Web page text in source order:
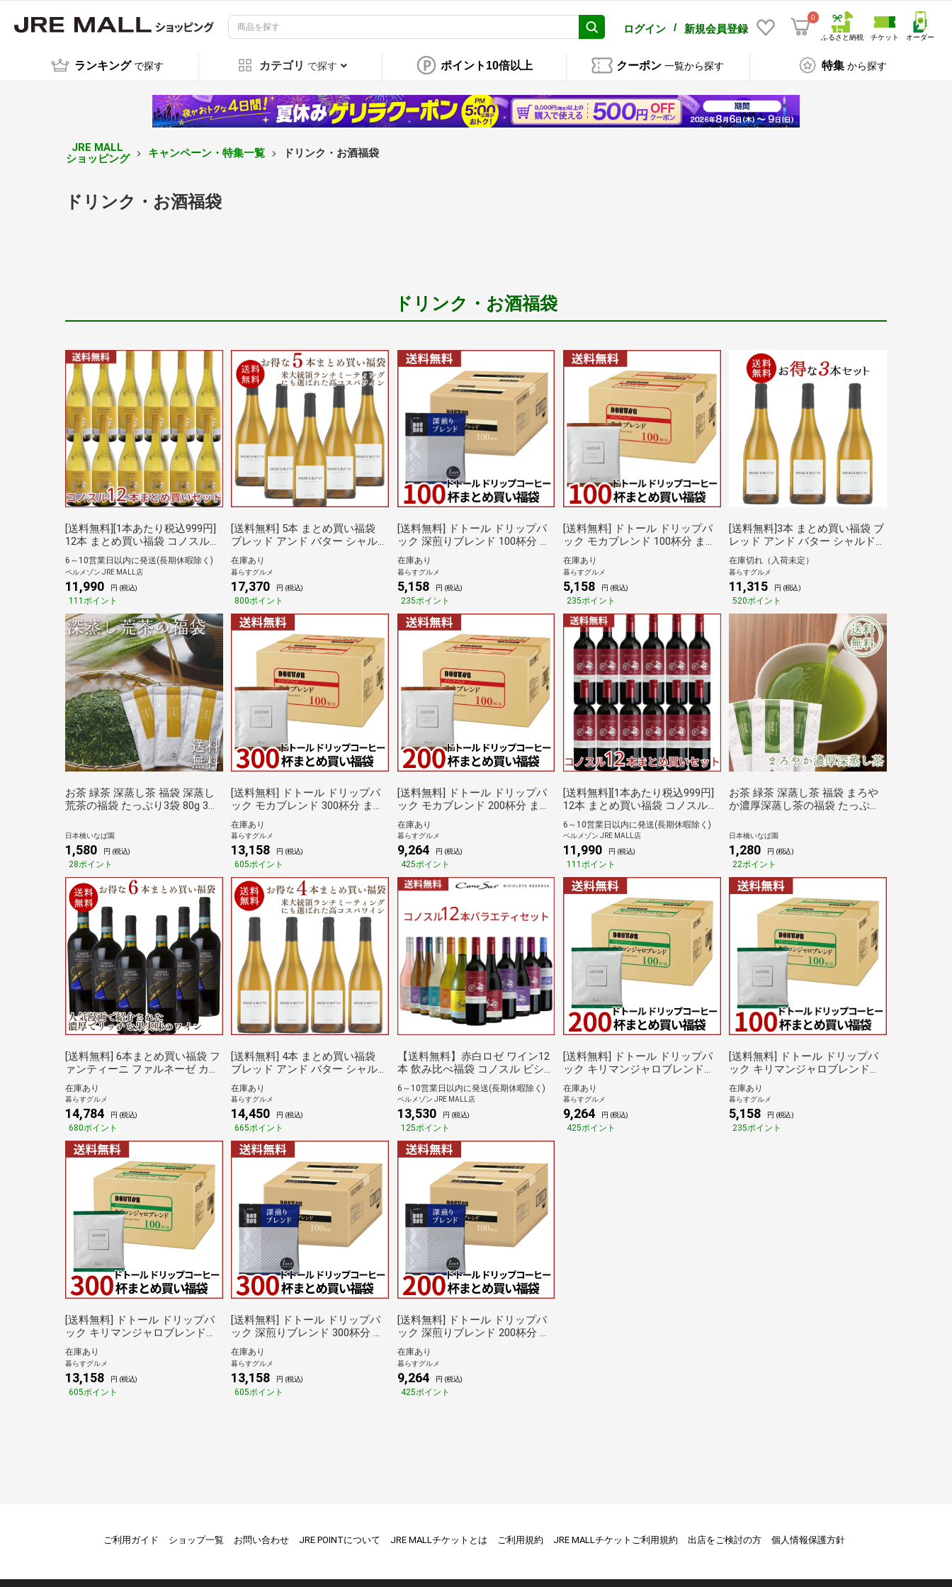
ログイン / 新規会員登録
0
ふるさと納税 チケット オーダー
ランキング で探す カテゴリ で探す ポイント10倍以上 クーポン 一覧から探す 特集 から探す
JRE MALL
ショッピング
キャンペーン・特集一覧 ドリンク・お酒福袋
ドリンク・お酒福袋
ドリンク・お酒福袋
[送料無料][1本あたり税込999円]
12本 まとめ買い福袋 コノスル
ビシクレタ・レゼルバ シャルド
ネ 12本 辛口 ベルメゾン グルメ
白ワイン
6～10営業日以内に発送(長期休暇除く)
ベルメゾン JRE MALL店
11,990 円 (税込)
111ポイント
[送料無料] 5本 まとめ買い福袋
ブレッド アンド バター シャルド
ネ 750ml 5本 セット［常温］【3
～4営業日以内に出荷】[W] アメ
リカ 白ワイン白 お誕生日 お祝い
[常温][3～4営業日以内に出荷][W]
倉庫A
在庫あり
暮らすグルメ
17,370 円 (税込)
800ポイント
[送料無料] ドトール ドリップパ
ック 深煎りブレンド 100杯分 ま
とめ買い福袋 6.5g×100袋×1箱
【4～5営業日以内に出荷】 ブラ
ックコーヒー 珈琲 ハンドドリッ
プ ドリップパック 倉庫C
在庫あり
暮らすグルメ
5,158 円 (税込)
235ポイント
[送料無料] ドトール ドリップパ
ック モカブレンド 100杯分 まと
め買い福袋 7g×100袋×1箱 【4～
5営業日以内に出荷】 ブラックコ
ーヒー 珈琲 ハンドドリップ ドリ
ップパック 倉庫C
在庫あり
暮らすグルメ
5,158 円 (税込)
235ポイント
[送料無料]3本 まとめ買い福袋 ブ
レッド アンド バター シャルドネ
750ml 3本 セット［常温］【3～4
営業日以内に出荷】[W]アメリカ
白ワイン白 お誕生日 お祝い[常
温][3～4営業日以内に出荷][W]倉
庫A
在庫切れ（入荷未定）
暮らすグルメ
11,315 円 (税込)
520ポイント
お茶 緑茶 深蒸し茶 福袋 深蒸し
荒茶の福袋 たっぷり3袋 80g 3袋
日本橋いなば園
1,580 円 (税込)
28ポイント
[送料無料] ドトール ドリップパ
ック モカブレンド 300杯分 まと
め買い福袋 7g×100袋×3箱 【4～
5営業日以内に出荷】 ブラックコ
ーヒー 珈琲 ハンドドリップ ドリ
ップパック 倉庫C
在庫あり
暮らすグルメ
13,158 円 (税込)
605ポイント
[送料無料] ドトール ドリップパ
ック モカブレンド 200杯分 まと
め買い福袋 7g×100袋×2箱 【4～
5営業日以内に出荷】 ブラックコ
ーヒー 珈琲 ハンドドリップ ドリ
ップパック 倉庫C
在庫あり
暮らすグルメ
9,264 円 (税込)
425ポイント
[送料無料][1本あたり税込999円]
12本 まとめ買い福袋 コノスル
ビシクレタ・レゼルバ カベル
ネ・ソーヴィニヨン 12本 ベルメ
ゾン グルメ 赤ワイン 辛口 フル
ボディ
6～10営業日以内に発送(長期休暇除く)
ベルメゾン JRE MALL店
11,990 円 (税込)
111ポイント
お茶 緑茶 深蒸し茶 福袋 まろや
か濃厚深蒸し茶の福袋 たっぷり3
ール便送料無料
日本橋いなば園
1,280 円 (税込)
22ポイント
[送料無料] 6本まとめ買い福袋 フ
ァンティーニ ファルネーゼ カサ
ーレ・ヴェッキオ モンテプルチ
ャーノ ダブルッツォ 6本セット
[W] イタリア 赤ワイン まとめ買
い お誕生日 お祝い[常温][3～4営
業日以内に出荷][W]倉庫A
在庫あり
暮らすグルメ
14,784 円 (税込)
680ポイント
[送料無料] 4本 まとめ買い福袋
ブレッド アンド バター シャルド
ネ 750ml 4本 セット［常温］【3
～4営業日以内に出荷】[W]アメ
リカ 白ワイン
在庫あり
暮らすグルメ
14,450 円 (税込)
665ポイント
【送料無料】赤白ロゼ ワイン12
本 飲み比べ福袋 コノスル ビシク
レタ・レゼルバ 飲み比べ12品種
セット グルメ ベルメゾン
6～10営業日以内に発送(長期休暇除く)
ベルメゾン JRE MALL店
13,530 円 (税込)
125ポイント
[送料無料] ドトール ドリップパ
ック キリマンジャロブレンド
200杯分 まとめ買い福袋 7g×100
袋×2箱 【4～5営業日以内に出
荷】 ブラックコーヒー 珈琲 ハン
ドドリップ ドリップパック 倉庫
C
在庫あり
暮らすグルメ
9,264 円 (税込)
425ポイント
[送料無料] ドトール ドリップパ
ック キリマンジャロブレンド
100杯分 まとめ買い福袋 7g×100
袋×1箱 【4～5営業日以内に出
荷】 ブラックコーヒー 珈琲 ハン
ドドリップ ドリップパック 倉庫
C
在庫あり
暮らすグルメ
5,158 円 (税込)
235ポイント
[送料無料] ドトール ドリップパ
ック キリマンジャロブレンド
300杯分 まとめ買い福袋 7g×100
袋×3箱 【4～5営業日以内に出
荷】 ブラックコーヒー 珈琲 ハン
ドドリップ ドリップパック 倉庫
C
在庫あり
暮らすグルメ
13,158 円 (税込)
605ポイント
[送料無料] ドトール ドリップパ
ック 深煎りブレンド 300杯分 ま
とめ買い福袋 6.5g×100袋×3箱
【4～5営業日以内に出荷】 ブラ
ックコーヒー 珈琲 ハンドドリッ
プ ドリップパック 倉庫C
在庫あり
暮らすグルメ
13,158 円 (税込)
605ポイント
[送料無料] ドトール ドリップパ
ック 深煎りブレンド 200杯分 ま
とめ買い福袋 6.5g×100袋×2箱
【4～5営業日以内に出荷】 ブラ
ックコーヒー 珈琲 ハンドドリッ
プ ドリップパック 倉庫C
在庫あり
暮らすグルメ
9,264 円 (税込)
425ポイント
ご利用ガイド ショップ一覧 お問い合わせ JRE POINTについて JRE MALLチケットとは ご利用規約 JRE MALLチケットご利用規約 出店をご検討の方 個人情報保護方針